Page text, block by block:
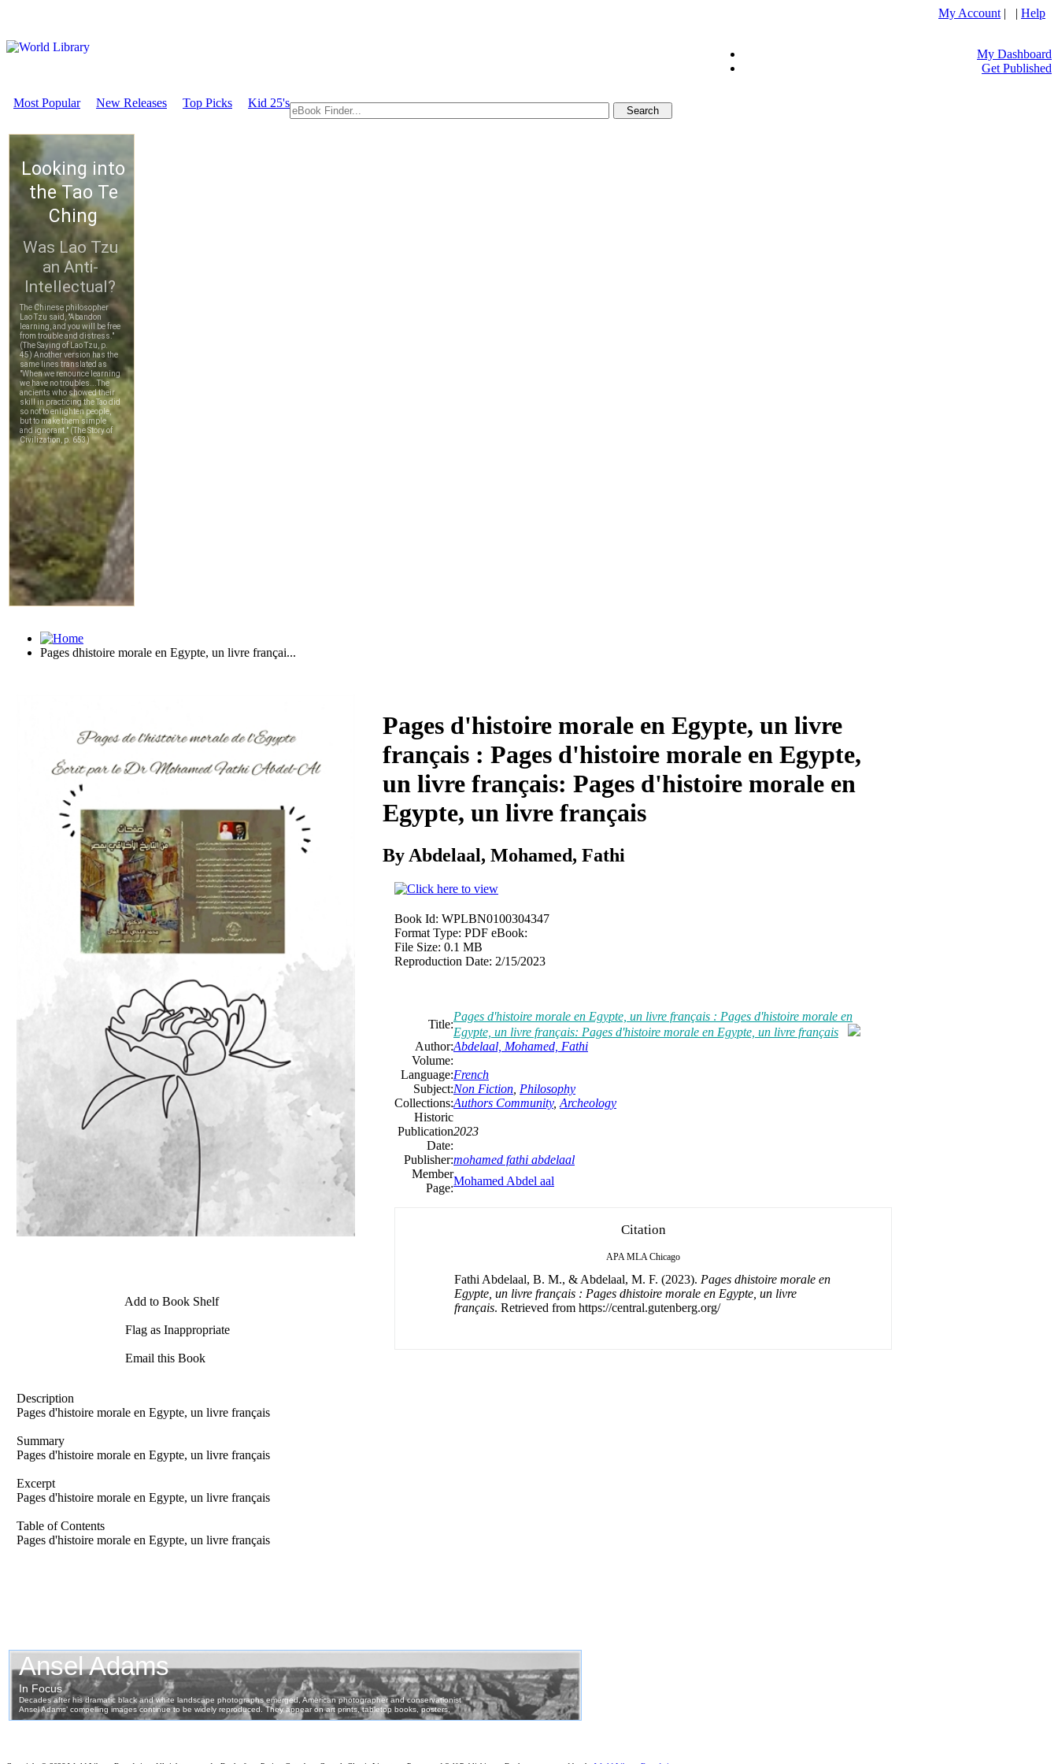
My Account | | Help
My Dashboard
Get Published
Most Popular New Releases Top Picks Kid 25's
Pages dhistoire morale en Egypte, un livre françai...
Add to Book Shelf
Flag as Inappropriate
Email this Book
Pages d'histoire morale en Egypte, un livre
français : Pages d'histoire morale en Egypte,
un livre français: Pages d'histoire morale en
Egypte, un livre français
By Abdelaal, Mohamed, Fathi
Book Id: WPLBN0100304347
Format Type: PDF eBook:
File Size: 0.1 MB
Reproduction Date: 2/15/2023
Title:
Pages d'histoire morale en Egypte, un livre français : Pages d'histoire morale en
Egypte, un livre français: Pages d'histoire morale en Egypte, un livre français
Author:Abdelaal, Mohamed, Fathi
Volume:
Language:French
Subject:Non Fiction Philosophy
Collections:Authors Community, Archeology
Historic
Publication
Date:
2023
Publisher:mohamed fathi abdelaal
Member
Page:
Mohamed Abdel aal
Citation
APA MLA Chicago
Fathi Abdelaal, B. M., & Abdelaal, M. F. (2023). Pages dhistoire morale en
Egypte, un livre français : Pages dhistoire morale en Egypte, un livre
français. Retrieved from https://central.gutenberg.org/
Description
Pages d'histoire morale en Egypte, un livre français
Summary
Pages d'histoire morale en Egypte, un livre français
Excerpt
Pages d'histoire morale en Egypte, un livre français
Table of Contents
Pages d'histoire morale en Egypte, un livre français